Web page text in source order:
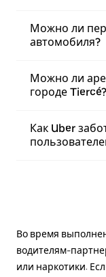
Можно ли
автомобиля?
Можно ли
городе Tiercé?
Как Uber
Во время
водителям-
или наркотики.